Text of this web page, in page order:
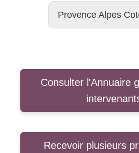
Provence Alpes
Consulter l'Annuaire
Recevoir plusieurs